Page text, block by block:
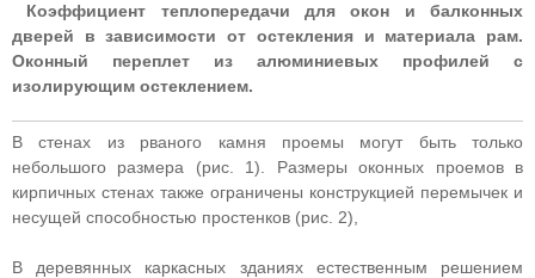
Коэффициент теплопередачи для окон и балконных
дверей в зависимости от остекления и материала рам.
Оконный переплет из алюминиевых профилей с
изолирующим остеклением.
В стенах из рваного камня проемы могут быть только
небольшого размера (рис. 1). Размеры оконных проемов в
кирпичных стенах также ограничены конструкцией перемычек и
несущей способностью простенков (рис. 2),
В деревянных каркасных зданиях естественным решением